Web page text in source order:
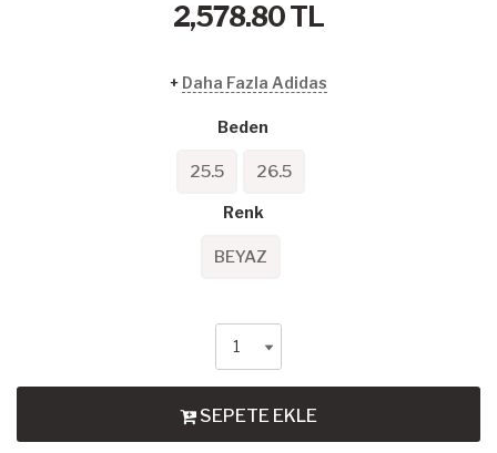
2,578.80TL
+ Daha Fazla Adidas
Beden
25.5 26.5
Renk
BEYAZ
SEPETE EKLE